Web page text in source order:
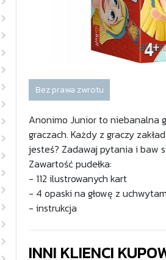
Bez prawa zwrotu
Anonimo Junior to niebanalna
graczach. Każdy z graczy
jesteś? Zadawaj pytania i baw
Zawartość pudełka:
- 112 ilustrowanych kart
- 4 opaski na głowę z
- instrukcja
INNI KLIENCI